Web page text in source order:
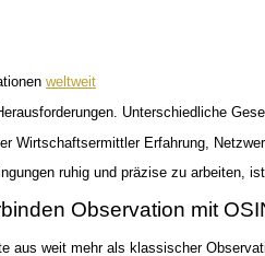
weltweit
Unterschiedliche
Wirtschaftsermittler Erfahrung,
ruhig und präzise zu arbeiten,
Observation mit
aus weit mehr als klassischer